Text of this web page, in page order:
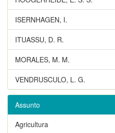
ISERNHAGEN, I.
ITUASSU, D. R.
MORALES, M. M.
VENDRUSCULO, L. G.
Assunto
Agricultura